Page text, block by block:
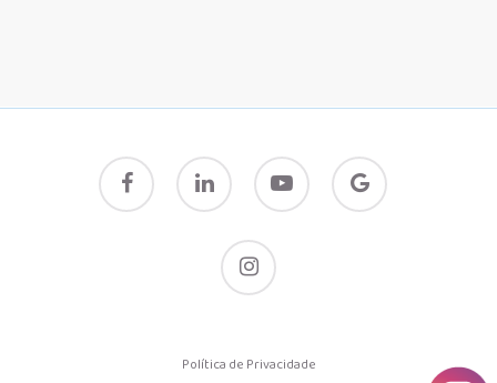
facebook linkedin youtube
google-
plus
instagram
Política de Privacidade